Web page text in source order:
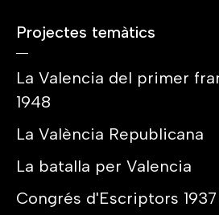
Projectes temàtics
La Valencia del primer
1948
La València Republicana
La batalla per Valencia
Congrés d'Escriptors 1937